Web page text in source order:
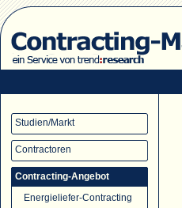
Studien/Markt
Contractoren
Contracting-Angebot
Energieliefer-Contracting